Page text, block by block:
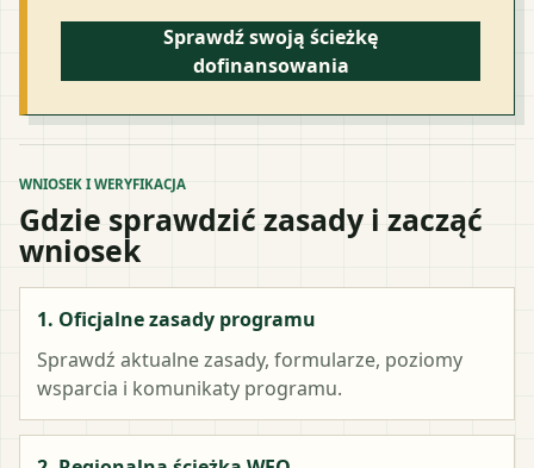
Sprawdź swoją ścieżkę
dofinansowania
WNIOSEK I WERYFIKACJA
Gdzie sprawdzić zasady i zacząć
wniosek
1. Oficjalne zasady programu
Sprawdź aktualne zasady, formularze, poziomy
wsparcia i komunikaty programu.